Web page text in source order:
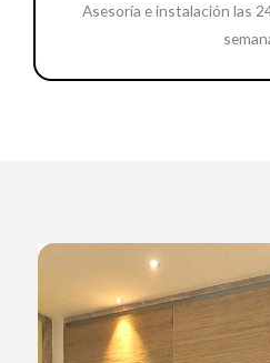
Asesoría e instalación las